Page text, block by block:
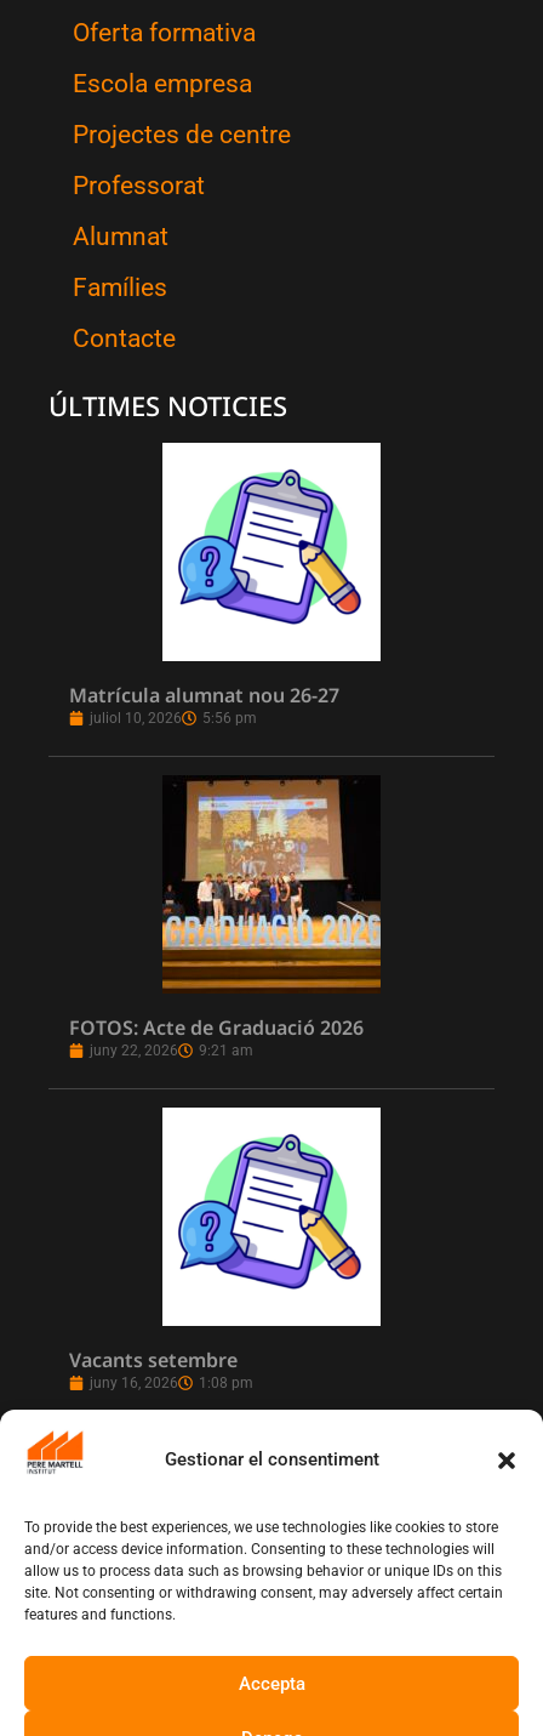
Gestionar el consentiment
To provide the best experiences, we use technologies like cookies to store
and/or access device information. Consenting to these technologies will
allow us to process data such as browsing behavior or unique IDs on this
site. Not consenting or withdrawing consent, may adversely affect certain
features and functions.
Accepta
Oferta formativa
Escola empresa
Projectes de centre
Professorat
Alumnat
Famílies
Contacte
ÚLTIMES NOTICIES
Matrícula alumnat nou 26-27
juliol 10, 2026 5:56 pm
FOTOS: Acte de Graduació 2026
juny 22, 2026 9:21 am
Vacants setembre
juny 16, 2026 1:08 pm
L’Institut Pere Martell executa un projecte